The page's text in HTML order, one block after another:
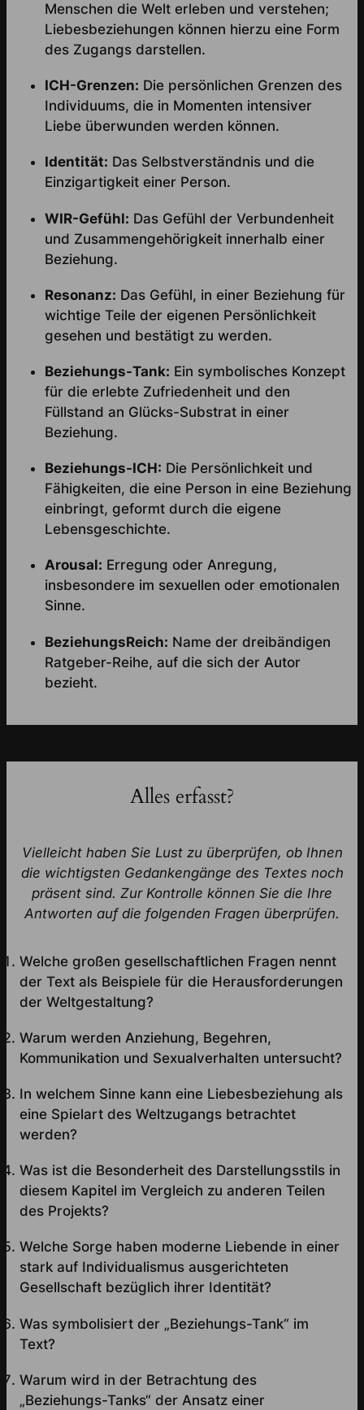
Menschen die Welt erleben und verstehen;
Liebesbeziehungen können hierzu eine Form
des Zugangs darstellen.
ICH-Grenzen: Die persönlichen Grenzen des
Individuums, die in Momenten intensiver
Liebe überwunden werden können.
Identität: Das Selbstverständnis und die
Einzigartigkeit einer Person.
WIR-Gefühl: Das Gefühl der Verbundenheit
und Zusammengehörigkeit innerhalb einer
Beziehung.
Resonanz: Das Gefühl, in einer Beziehung für
wichtige Teile der eigenen Persönlichkeit
gesehen und bestätigt zu werden.
Beziehungs-Tank: Ein symbolisches Konzept
für die erlebte Zufriedenheit und den
Füllstand an Glücks-Substrat in einer
Beziehung.
Beziehungs-ICH: Die Persönlichkeit und
Fähigkeiten, die eine Person in eine Beziehung
einbringt, geformt durch die eigene
Lebensgeschichte.
Arousal: Erregung oder Anregung,
insbesondere im sexuellen oder emotionalen
Sinne.
BeziehungsReich: Name der dreibändigen
Ratgeber-Reihe, auf die sich der Autor
bezieht.
Alles erfasst?
Vielleicht haben Sie Lust zu überprüfen, ob Ihnen
die wichtigsten Gedankengänge des Textes noch
präsent sind. Zur Kontrolle können Sie die Ihre
Antworten auf die folgenden Fragen überprüfen.
Welche großen gesellschaftlichen Fragen nennt
der Text als Beispiele für die Herausforderungen
der Weltgestaltung?
Warum werden Anziehung, Begehren,
Kommunikation und Sexualverhalten untersucht?
In welchem Sinne kann eine Liebesbeziehung als
eine Spielart des Weltzugangs betrachtet
werden?
Was ist die Besonderheit des Darstellungsstils in
diesem Kapitel im Vergleich zu anderen Teilen
des Projekts?
Welche Sorge haben moderne Liebende in einer
stark auf Individualismus ausgerichteten
Gesellschaft bezüglich ihrer Identität?
Was symbolisiert der „Beziehungs-Tank“ im
Text?
Warum wird in der Betrachtung des
„Beziehungs-Tanks“ der Ansatz einer